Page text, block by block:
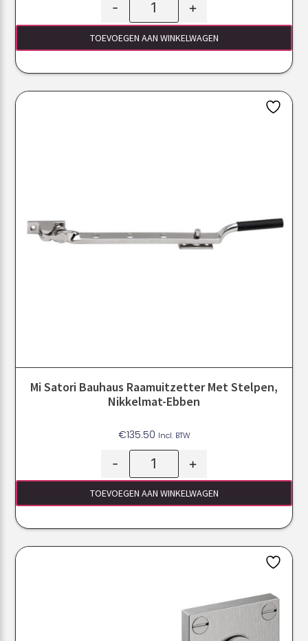
- +
TOEVOEGEN AAN WINKELWAGEN
Mi Satori Bauhaus Raamuitzetter Met Stelpen,
Nikkelmat-Ebben
€135.50 Incl. BTW
- +
TOEVOEGEN AAN WINKELWAGEN